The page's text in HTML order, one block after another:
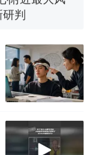
判
家”改写了